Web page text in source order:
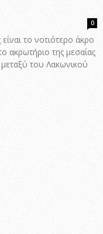
0
το νοτιότερο άκρο
ακρωτήριο της μεσαίας
του Λακωνικού